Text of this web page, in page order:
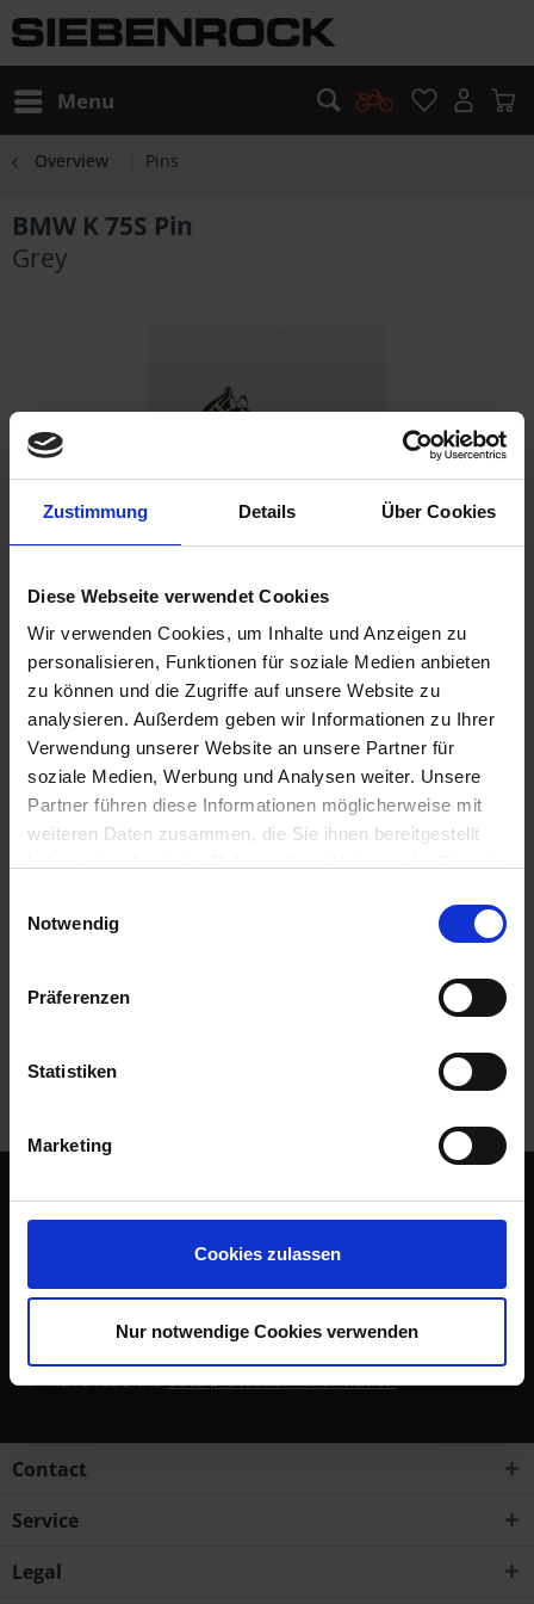
Zustimmung Details Über Cookies
Diese Webseite verwendet Cookies
Wir verwenden Cookies, um Inhalte und Anzeigen zu
personalisieren, Funktionen für soziale Medien anbieten
zu können und die Zugriffe auf unsere Website zu
analysieren. Außerdem geben wir Informationen zu Ihrer
Verwendung unserer Website an unsere Partner für
soziale Medien, Werbung und Analysen weiter. Unsere
Partner führen diese Informationen möglicherweise mit
weiteren Daten zusammen, die Sie ihnen bereitgestellt
Cookies, wenn Sie unsere Webseite weiterhin nutzen.
Notwendig
Präferenzen
Statistiken
Marketing
Cookies zulassen
Nur notwendige Cookies verwenden
Menu
Overview Pins
BMW K 75S Pin
Grey
€7.90
Prices incl. VAT,plus shipping costs
Ready to ship today, Delivery time appr. 2-4 workdays within
Germany
Add toshopping cart
Remember Comment
Description
Evaluations
longer miss any offers or news of Siebenrock.
Subscribe to newsletter
I have read thedata protection information.
Contact
Service
Legal